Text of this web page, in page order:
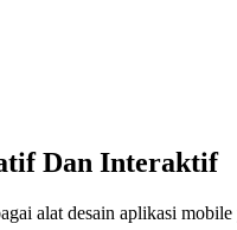
Dan Interaktif
alat desain aplikasi